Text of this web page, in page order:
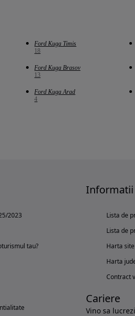
Ford Kuga Timis
18
Ford Kuga Brasov
13
Ford Kuga Arad
4
2023
tau?
Lista de
Lista de
Harta site
Harta
Contract
Cariere
Vino sa